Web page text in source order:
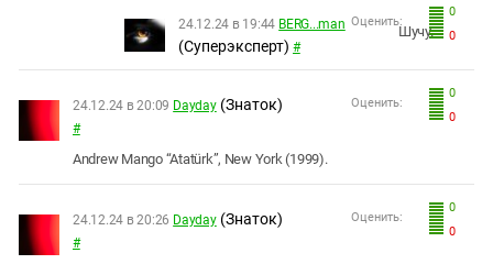
0
0
Оценить:
24.12.24 в 19:44 BERG...man
(Суперэксперт) #
Шучу.
0
0
Оценить:
24.12.24 в 20:09 Dayday (Знаток)
#
Andrew Mango “Atatürk”, New York (1999).
0
0
Оценить:
24.12.24 в 20:26 Dayday (Знаток)
#